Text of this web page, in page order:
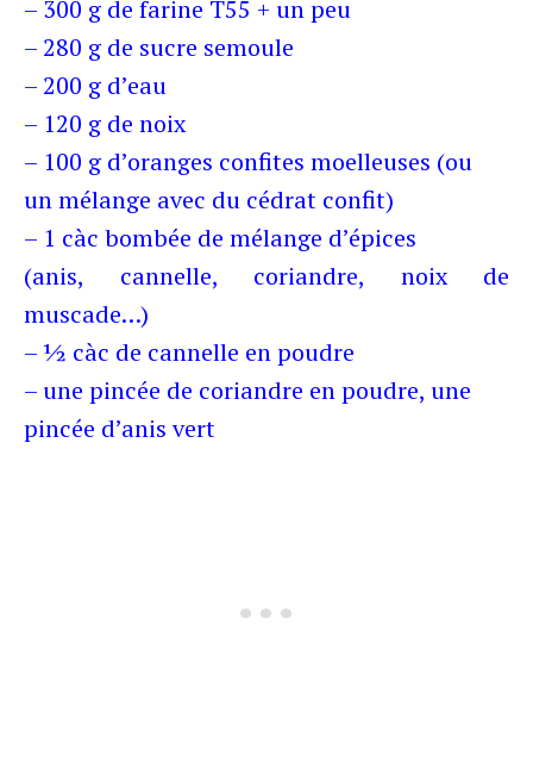
– 300 g de farine T55 + un peu
– 280 g de sucre semoule
– 200 g d’eau
– 120 g de noix
– 100 g d’oranges confites moelleuses (ou
un mélange avec du cédrat confit)
– 1 càc bombée de mélange d’épices
(anis, cannelle, coriandre, noix de
muscade…)
– ½ càc de cannelle en poudre
– une pincée de coriandre en poudre, une
pincée d’anis vert